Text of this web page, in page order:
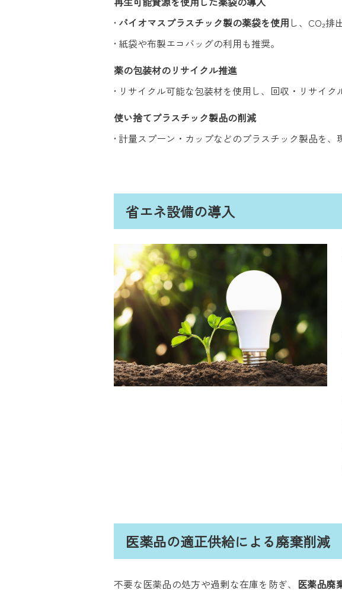
• バイオマスプラスチック製の薬袋を使用 し、CO₂排
• 紙袋や布製エコバッグの利用も推奨。
薬の包装材のリサイクル推進
• リサイクル可能な包装材を使用し、回収・リサイク
使い捨てプラスチック製品の削減
• 計量スプーン・カップなどのプラスチック製品を、
省エネ設備の導入
医薬品の適正供給による廃棄削減
不要な医薬品の処方や過剰な在庫を防ぎ、 医薬品廃